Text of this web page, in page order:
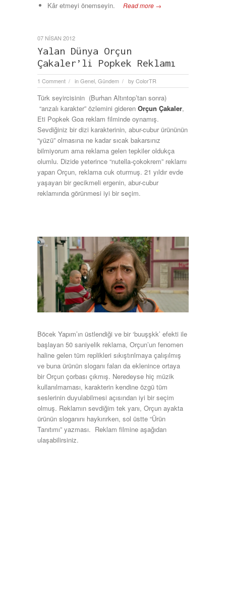
Kâr etmeyi önemseyin. Read more →
Yalan Dünya Orçun
Çakaler’li Popkek Reklamı
1 Comment / inGenel, Gündem / by ColorTR
07 NISAN 2012
Türk seyircisinin (Burhan Altıntop’tan sonra)
“arızalı karakter” özlemini gideren Orçun Çakaler,
Eti Popkek Goa reklam filminde oynamış.
Sevdiğiniz bir dizi karakterinin, abur-cubur ürününün
“yüzü” olmasına ne kadar sıcak bakarsınız
bilmiyorum ama reklama gelen tepkiler oldukça
olumlu. Dizide yeterince “nutella-çokokrem” reklamı
yapan Orçun, reklama cuk oturmuş. 21 yıldır evde
yaşayan bir gecikmeli ergenin, abur-cubur
reklamında görünmesi iyi bir seçim.
Böcek Yapım’ın üstlendiği ve bir ‘buuşşkk’ efekti ile
başlayan 50 saniyelik reklama, Orçun’un fenomen
haline gelen tüm replikleri sıkıştırılmaya çalışılmış
ve buna ürünün sloganı falan da eklenince ortaya
bir Orçun çorbası çıkmış. Neredeyse hiç müzik
kullanılmaması, karakterin kendine özgü tüm
seslerinin duyulabilmesi açısından iyi bir seçim
olmuş. Reklamın sevdiğim tek yanı, Orçun ayakta
ürünün sloganını haykırırken, sol üstte “Ürün
Tanıtımı” yazması. Reklam filmine aşağıdan
ulaşabilirsiniz.